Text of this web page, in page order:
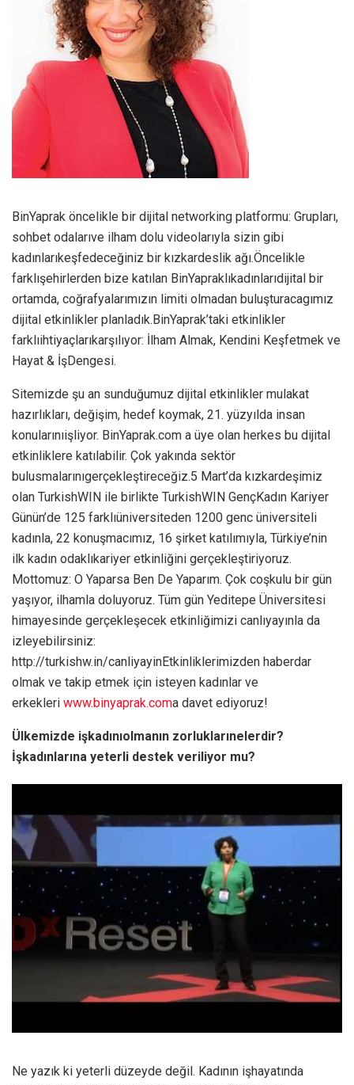
BinYaprak öncelikle bir dijital networking platformu: Grupları,
sohbet odalarıve ilham dolu videolarıyla sizin gibi
kadınlarıkeşfedeceğiniz bir kızkardeslik ağı.Öncelikle
farklışehirlerden bize katılan BinYapraklıkadınlarıdijital bir
ortamda, coğrafyalarımızın limiti olmadan buluşturacagımız
dijital etkinlikler planladık.BinYaprak’taki etkinlikler
farklıihtiyaçlarıkarşılıyor: İlham Almak, Kendini Keşfetmek ve
Hayat & İşDengesi.
Sitemizde şu an sunduğumuz dijital etkinlikler mulakat
hazırlıkları, değişim, hedef koymak, 21. yüzyılda insan
konularınıişliyor. BinYaprak.com a üye olan herkes bu dijital
etkinliklere katılabilir. Çok yakında sektör
bulusmalarınıgerçekleştireceğiz.5 Mart’da kızkardeşimiz
olan TurkishWIN ile birlikte TurkishWIN GençKadın Kariyer
Günün’de 125 farklıüniversiteden 1200 genc üniversiteli
kadınla, 22 konuşmacımız, 16 şirket katılımıyla, Türkiye’nin
ilk kadın odaklıkariyer etkinliğini gerçekleştiriyoruz.
Mottomuz: O Yaparsa Ben De Yaparım. Çok coşkulu bir gün
yaşıyor, ilhamla doluyoruz. Tüm gün Yeditepe Üniversitesi
himayesinde gerçekleşecek etkinliğimizi canlıyayınla da
izleyebilirsiniz:
http://turkishw.in/canliyayinEtkinliklerimizden haberdar
olmak ve takip etmek için isteyen kadınlar ve
erkekleri www.binyaprak.coma davet ediyoruz!
Ülkemizde işkadınıolmanın zorluklarınelerdir?
İşkadınlarına yeterli destek veriliyor mu?
Ne yazık ki yeterli düzeyde değil. Kadının işhayatında